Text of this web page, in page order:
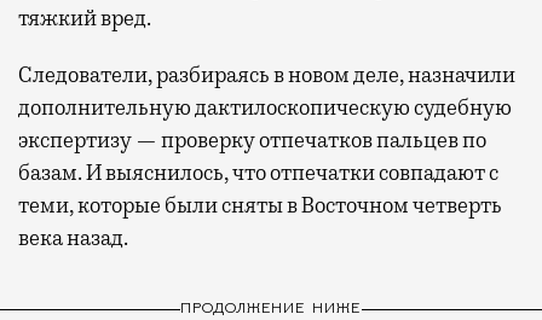
тяжкий вред.
Следователи, разбираясь в новом деле, назначили
дополнительную дактилоскопическую судебную
экспертизу — проверку отпечатков пальцев по
базам. И выяснилось, что отпечатки совпадают с
теми, которые были сняты в Восточном четверть
века назад.
ПРОДОЛЖЕНИЕ НИЖЕ